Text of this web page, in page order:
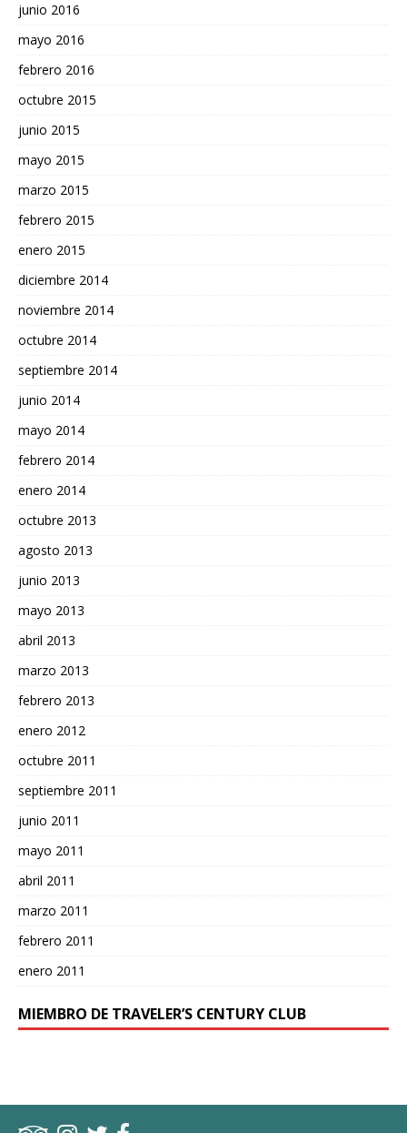
junio 2016
mayo 2016
febrero 2016
octubre 2015
junio 2015
mayo 2015
marzo 2015
febrero 2015
enero 2015
diciembre 2014
noviembre 2014
octubre 2014
septiembre 2014
junio 2014
mayo 2014
febrero 2014
enero 2014
octubre 2013
agosto 2013
junio 2013
mayo 2013
abril 2013
marzo 2013
febrero 2013
enero 2012
octubre 2011
septiembre 2011
junio 2011
mayo 2011
abril 2011
marzo 2011
febrero 2011
enero 2011
MIEMBRO DE TRAVELER’S CENTURY CLUB